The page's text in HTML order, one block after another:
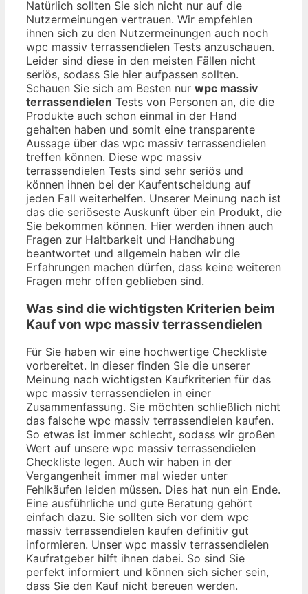
Natürlich sollten Sie sich nicht nur auf die
Nutzermeinungen vertrauen. Wir empfehlen
ihnen sich zu den Nutzermeinungen auch noch
wpc massiv terrassendielen Tests anzuschauen.
Leider sind diese in den meisten Fällen nicht
seriös, sodass Sie hier aufpassen sollten.
Schauen Sie sich am Besten nur wpc massiv
terrassendielen Tests von Personen an, die die
Produkte auch schon einmal in der Hand
gehalten haben und somit eine transparente
Aussage über das wpc massiv terrassendielen
treffen können. Diese wpc massiv
terrassendielen Tests sind sehr seriös und
können ihnen bei der Kaufentscheidung auf
jeden Fall weiterhelfen. Unserer Meinung nach ist
das die seriöseste Auskunft über ein Produkt, die
Sie bekommen können. Hier werden ihnen auch
Fragen zur Haltbarkeit und Handhabung
beantwortet und allgemein haben wir die
Erfahrungen machen dürfen, dass keine weiteren
Fragen mehr offen geblieben sind.
Was sind die wichtigsten Kriterien beim
Kauf von wpc massiv terrassendielen
Für Sie haben wir eine hochwertige Checkliste
vorbereitet. In dieser finden Sie die unserer
Meinung nach wichtigsten Kaufkriterien für das
wpc massiv terrassendielen in einer
Zusammenfassung. Sie möchten schließlich nicht
das falsche wpc massiv terrassendielen kaufen.
So etwas ist immer schlecht, sodass wir großen
Wert auf unsere wpc massiv terrassendielen
Checkliste legen. Auch wir haben in der
Vergangenheit immer mal wieder unter
Fehlkäufen leiden müssen. Dies hat nun ein Ende.
Eine ausführliche und gute Beratung gehört
einfach dazu. Sie sollten sich vor dem wpc
massiv terrassendielen kaufen definitiv gut
informieren. Unser wpc massiv terrassendielen
Kaufratgeber hilft ihnen dabei. So sind Sie
perfekt informiert und können sich sicher sein,
dass Sie den Kauf nicht bereuen werden.